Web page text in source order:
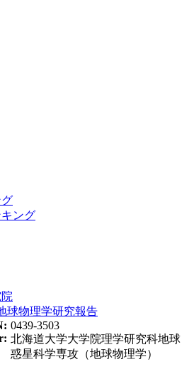
ング
球物理学研究報告
0439-3503
北海道大学大学院理学研究科地球
惑星科学専攻（地球物理学）